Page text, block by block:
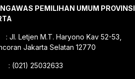
PEMILIHAN UMUM PROVINSI
Letjen M.T. Haryono Kav 52-53,
Jakarta Selatan 12770
25032633